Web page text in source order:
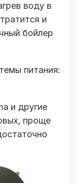
воду в
и
бойлер
питания:
и другие
проще